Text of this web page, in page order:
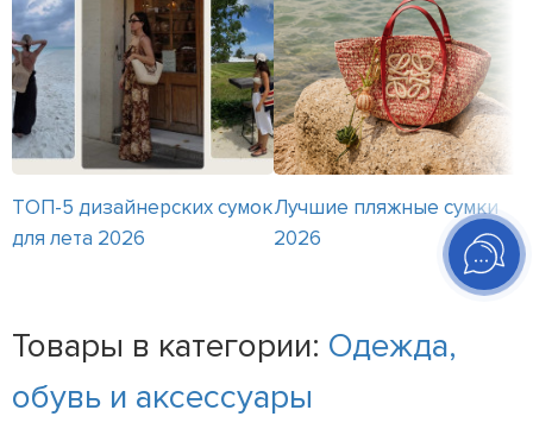
ТОП-5 дизайнерских сумок
для лета 2026
Лучшие пляжные сумки
2026
Товары в категории: Одежда,
обувь и аксессуары